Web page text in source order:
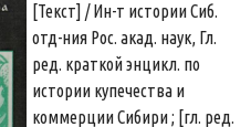
[Текст] / Ин-т истории Сиб.
отд-ния Рос. акад. наук, Гл.
ред. краткой энцикл. по
истории купечества и
коммерции Сибири ; [гл. ред.